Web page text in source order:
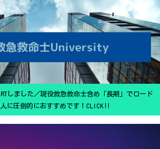
しました／現役救急救命士含め「長期」でロード
に圧倒的におすすめです！CLICK‼